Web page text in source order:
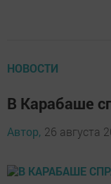
НОВОСТИ
В Карабаше
Автор, 26 августа